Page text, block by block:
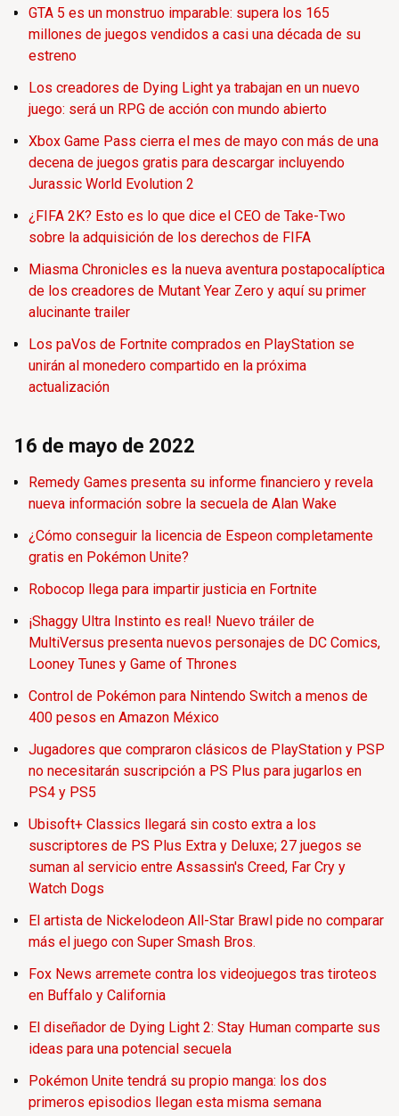
GTA 5 es un monstruo imparable: supera los 165
millones de juegos vendidos a casi una década de su
estreno
Los creadores de Dying Light ya trabajan en un nuevo
juego: será un RPG de acción con mundo abierto
Xbox Game Pass cierra el mes de mayo con más de una
decena de juegos gratis para descargar incluyendo
Jurassic World Evolution 2
¿FIFA 2K? Esto es lo que dice el CEO de Take-Two
sobre la adquisición de los derechos de FIFA
Miasma Chronicles es la nueva aventura postapocalíptica
de los creadores de Mutant Year Zero y aquí su primer
alucinante trailer
Los paVos de Fortnite comprados en PlayStation se
unirán al monedero compartido en la próxima
actualización
16 de mayo de 2022
Remedy Games presenta su informe financiero y revela
nueva información sobre la secuela de Alan Wake
¿Cómo conseguir la licencia de Espeon completamente
gratis en Pokémon Unite?
Robocop llega para impartir justicia en Fortnite
¡Shaggy Ultra Instinto es real! Nuevo tráiler de
MultiVersus presenta nuevos personajes de DC Comics,
Looney Tunes y Game of Thrones
Control de Pokémon para Nintendo Switch a menos de
400 pesos en Amazon México
Jugadores que compraron clásicos de PlayStation y PSP
no necesitarán suscripción a PS Plus para jugarlos en
PS4 y PS5
Ubisoft+ Classics llegará sin costo extra a los
suscriptores de PS Plus Extra y Deluxe; 27 juegos se
suman al servicio entre Assassin's Creed, Far Cry y
Watch Dogs
El artista de Nickelodeon All-Star Brawl pide no comparar
más el juego con Super Smash Bros.
Fox News arremete contra los videojuegos tras tiroteos
en Buffalo y California
El diseñador de Dying Light 2: Stay Human comparte sus
ideas para una potencial secuela
Pokémon Unite tendrá su propio manga: los dos
primeros episodios llegan esta misma semana